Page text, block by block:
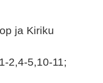
ja Kiriku
2,4-5,10-11;